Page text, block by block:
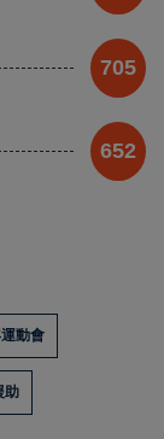
705
652
動會
助